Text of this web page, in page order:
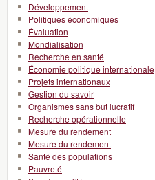
Développement
Politiques économiques
Évaluation
Mondialisation
Recherche en santé
Économie politique internationale
Projets internationaux
Gestion du savoir
Organismes sans but lucratif
Recherche opérationnelle
Mesure du rendement
Mesure du rendement
Santé des populations
Pauvreté